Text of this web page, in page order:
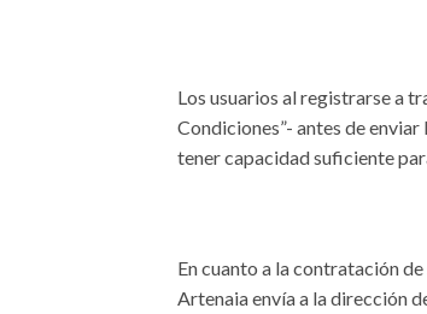
Los usuarios al registrarse a
Condiciones”- antes de
tener capacidad suficiente
En cuanto a la contratación
Artenaia envía a la dirección